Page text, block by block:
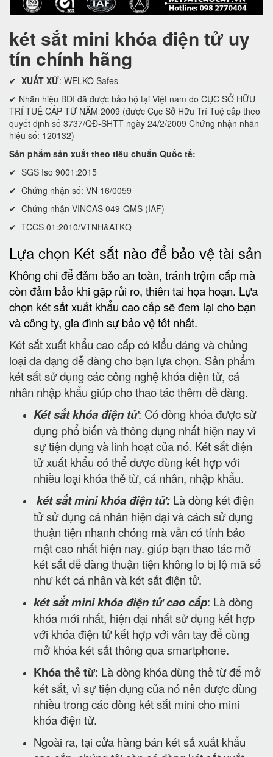
két sắt mini khóa điện tử uy
tín chính hãng
✔ XUẤT XỨ: WELKO Safes
✔ Nhãn hiệu BDI đã được bảo hộ tại Việt nam do CỤC SỞ HỮU
TRÍ TUỆ CẤP TỪ NĂM 2009 (được Cục Sở Hữu Trí Tuệ cấp theo
quyết định số 3737/QĐ-SHTT ngày 24/2/2009 Chứng nhận nhãn
hiệu số: 120132)
Sản phẩm sản xuất theo tiêu chuẩn Quốc tế:
✔ SGS Iso 9001:2015
✔ Chứng nhận số: VN 16/0059
✔ Chứng nhận VINCAS 049-QMS (IAF)
✔ TCCS 01:2010/VTNH&ATKQ
Lựa chọn Két sắt nào để bảo vệ tài sản
Không chi để đảm bảo an toàn, tránh trộm cắp mà
còn đảm bảo khi gặp rủi ro, thiên tai họa hoạn. Lựa
chọn két sắt xuất khẩu cao cấp sẽ đem lại cho bạn
và công ty, gia đình sự bảo vệ tốt nhất.
Két sắt xuất khẩu cao cấp có kiểu dáng và chủng
loại đa dạng dễ dàng cho bạn lựa chọn. Sản phẩm
két sắt sử dụng các công nghệ khóa điện tử, cá
nhân nhập khẩu giúp cho thao tác thêm dễ dàng.
Két sắt khóa điện tử: Có dòng khóa được sử
dụng phổ biến và thông dụng nhất hiện nay vì
sự tiện dụng và linh hoạt của nó. Két sắt điện
tử xuất khẩu có thể được dùng kết hợp với
nhiều loại khóa thẻ từ, cá nhân, nhập khẩu.
két sắt mini khóa điện tử: Là dòng két điện
tử sử dụng cá nhân hiện đại và cách sử dụng
thuận tiện nhanh chóng mà vẫn có tính bảo
mật cao nhất hiện nay. giúp bạn thao tác mở
két sắt dễ dàng thuận tiện không lo bị lộ mã số
như két cá nhân và két sắt điện tử.
két sắt mini khóa điện tử cao cấp: Là dòng
khóa mới nhất, hiện đại nhất sử dụng kết hợp
với khóa điện tử kết hợp với vân tay để cùng
mở khóa két sắt thông qua smartphone.
Khóa thẻ từ: Là dòng khóa dùng thẻ từ để mở
két sắt, vì sự tiện dụng của nó nên được dùng
nhiều trong các dòng két sắt mini cho mini
khóa điện tử.
Ngoài ra, tại cửa hàng bán két sắ xuất khẩu